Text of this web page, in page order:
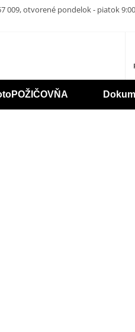
009, otvorené pondelok - piatok